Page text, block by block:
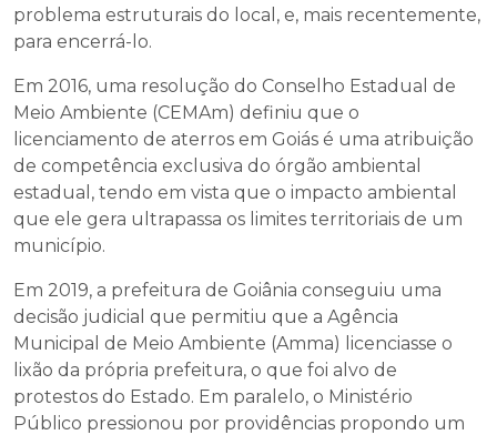
problema estruturais do local, e, mais recentemente,
para encerrá-lo.
Em 2016, uma resolução do Conselho Estadual de
Meio Ambiente (CEMAm) definiu que o
licenciamento de aterros em Goiás é uma atribuição
de competência exclusiva do órgão ambiental
estadual, tendo em vista que o impacto ambiental
que ele gera ultrapassa os limites territoriais de um
município.
Em 2019, a prefeitura de Goiânia conseguiu uma
decisão judicial que permitiu que a Agência
Municipal de Meio Ambiente (Amma) licenciasse o
lixão da própria prefeitura, o que foi alvo de
protestos do Estado. Em paralelo, o Ministério
Público pressionou por providências propondo um